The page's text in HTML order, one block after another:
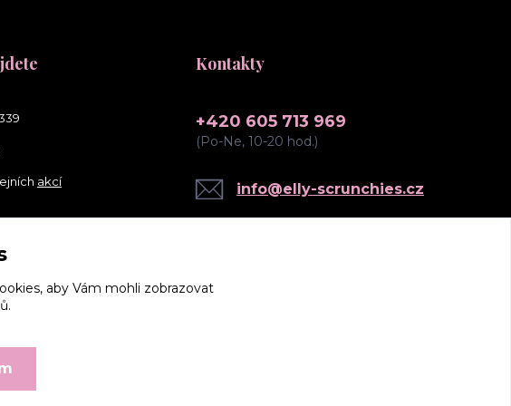
akcí
Kontakty
+420 605 713 969
(Po-Ne, 10-20 hod.)
info@elly-scrunchies.cz
aby Vám mohli zobrazovat